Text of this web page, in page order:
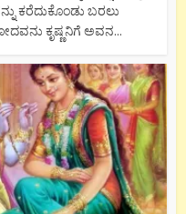
ಕರೆದುಕೊಂಡು ಬರಲು
ಕೃಷ್ಣನಿಗೆ ಅವನ...